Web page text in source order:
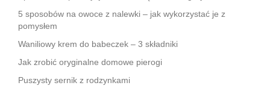
5 sposobów na owoce z nalewki – jak wykorzystać je z
pomysłem
Waniliowy krem do babeczek – 3 składniki
Jak zrobić oryginalne domowe pierogi
Puszysty sernik z rodzynkami